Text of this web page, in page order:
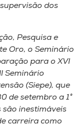
dos
Pesquisa e
Oro, o Seminário
para o XVI
Seminário
(Siepe), que
de setembro a 1°
são inestimáveis
carreira como